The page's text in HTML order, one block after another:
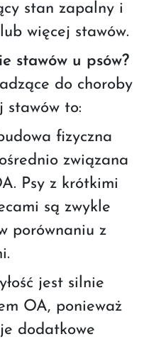
stan zapalny i
więcej stawów.
stawów u psów?
do choroby
stawów to:
fizyczna
związana
Psy z krótkimi
są zwykle
porównaniu z
jest silnie
OA, ponieważ
dodatkowe